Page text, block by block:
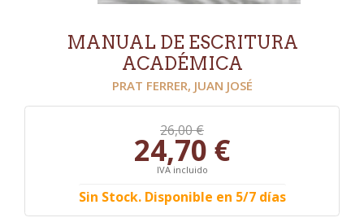
MANUAL DE ESCRITURA
ACADÉMICA
PRAT FERRER, JUAN JOSÉ
26,00 €
24,70 €
IVA incluido
Sin Stock. Disponible en 5/7 días